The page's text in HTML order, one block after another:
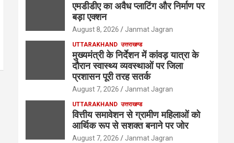
एमडीडीए का अवैध प्लाटिंग और निर्माण पर
बड़ा एक्शन
August 8, 2026 Janmat Jagran
UTTARAKHAND उत्तराखण्ड
मुख्यमंत्री के निर्देशन में कांवड़ यात्रा के
दौरान स्वास्थ्य व्यवस्थाओं पर जिला
प्रशासन पूरी तरह सतर्क
August 7, 2026 Janmat Jagran
UTTARAKHAND उत्तराखण्ड
वित्तीय समावेशन से ग्रामीण महिलाओं को
आर्थिक रूप से सशक्त बनाने पर जोर
August 7, 2026 Janmat Jagran